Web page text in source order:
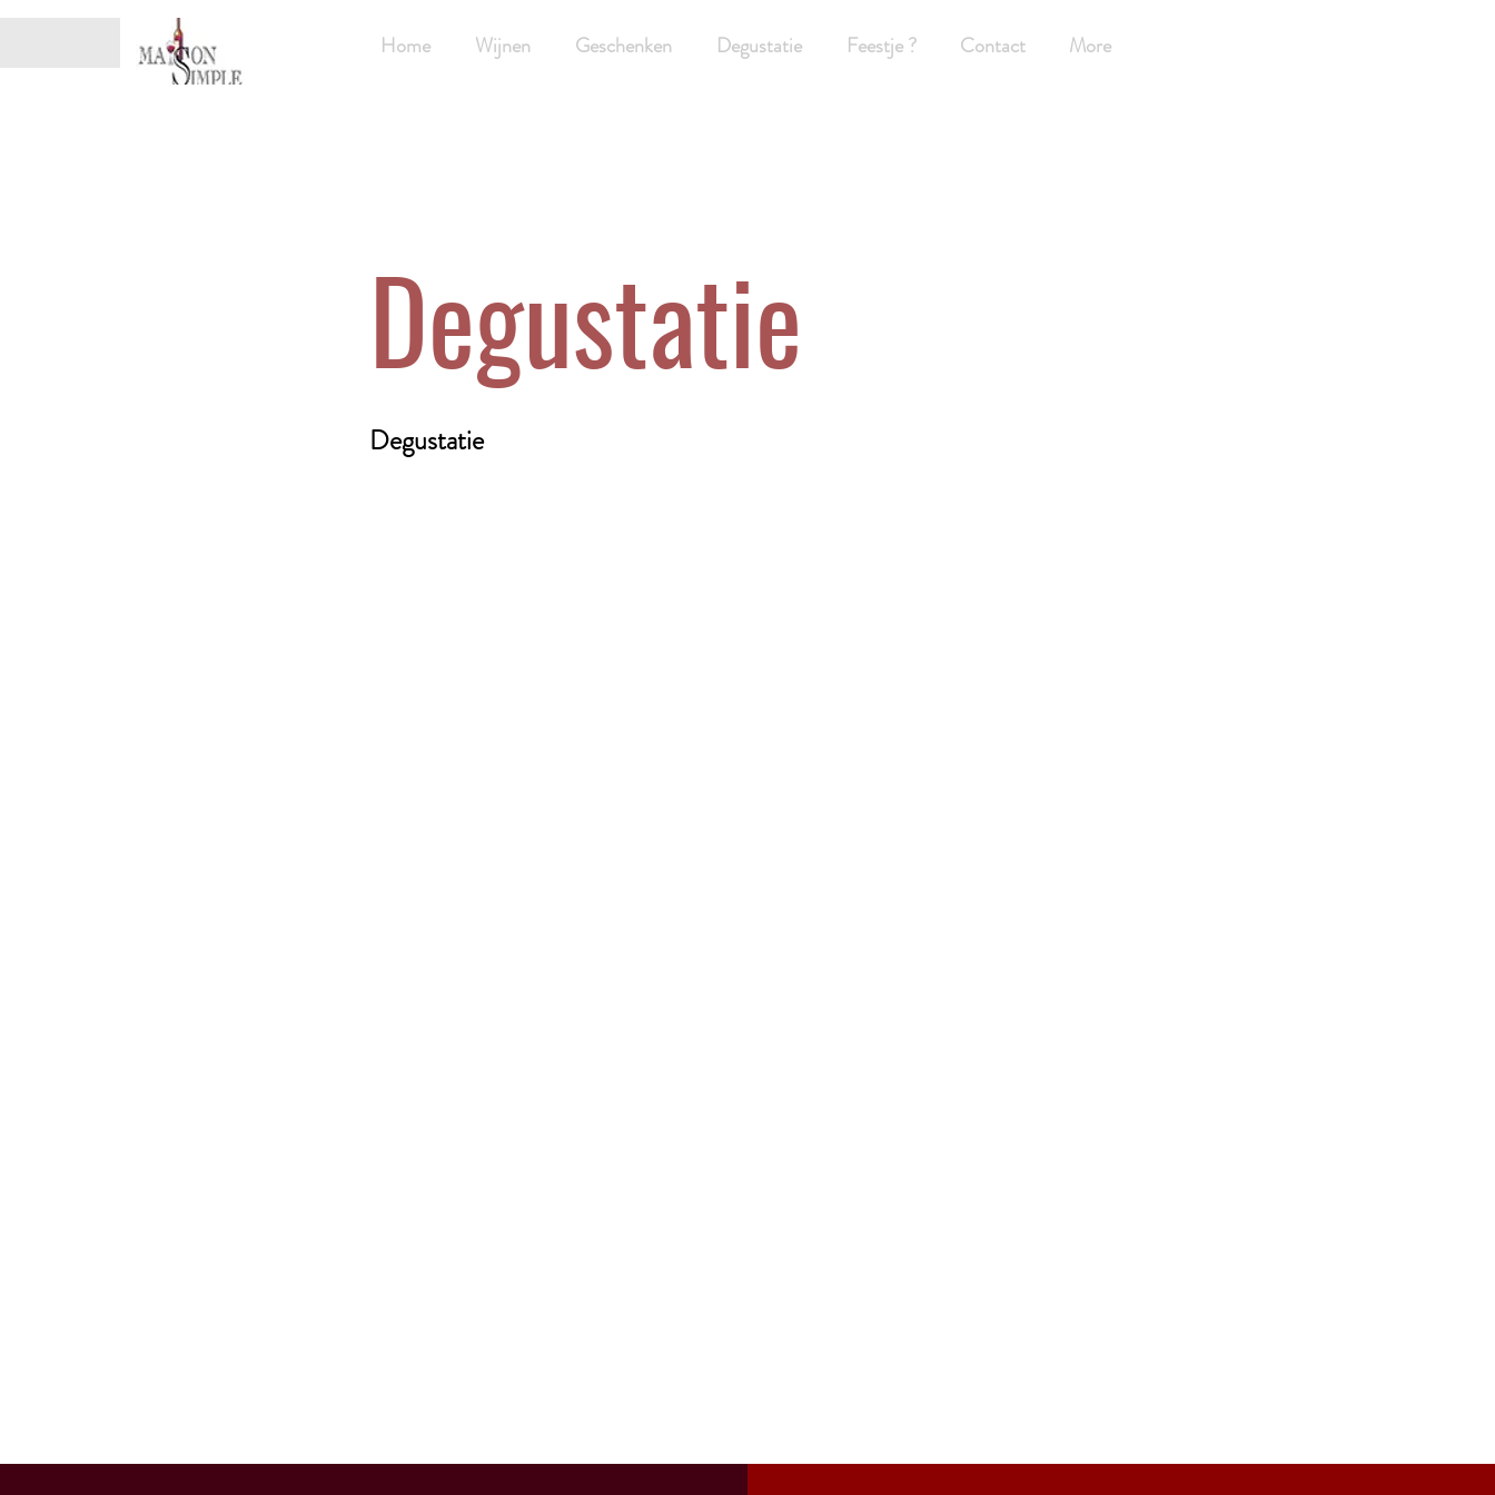
Home Wijnen Geschenken Degustatie Feestje ? Contact More
Degustatie
Degustatie